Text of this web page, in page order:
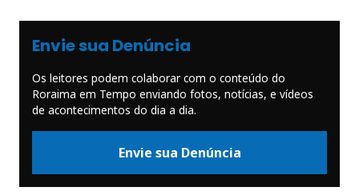
Envie sua Denúncia
Os leitores podem colaborar com o conteúdo do
Roraima em Tempo enviando fotos, notícias, e vídeos
de acontecimentos do dia a dia.
Envie sua Denúncia